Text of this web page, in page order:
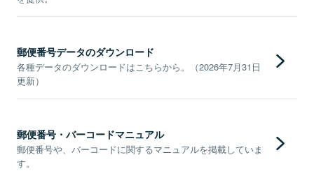
郵便番号データのダウンロード
各種データのダウンロードはこちらから。（2026年7月31日
更新）
郵便番号・バーコードマニュアル
郵便番号や、バーコードに関するマニュアルを掲載していま
す。